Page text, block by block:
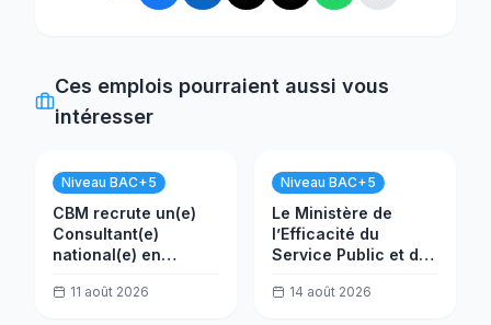
Ces emplois pourraient aussi vous
intéresser
Niveau BAC+5
CBM recrute un(e)
Consultant(e)
national(e) en
11 août 2026
Niveau BAC+5
Le Ministère de
l’Efficacité du
Service Public et de
(MESPTN) recrute
14 août 2026